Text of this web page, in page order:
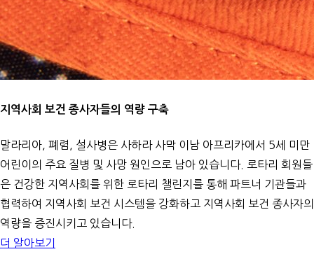
지역사회 보건 종사자들의 역량 구축
말라리아, 폐렴, 설사병은 사하라 사막 이남 아프리카에서 5세 미만
어린이의 주요 질병 및 사망 원인으로 남아 있습니다. 로타리 회원들
은 건강한 지역사회를 위한 로타리 챌린지를 통해 파트너 기관들과
협력하여 지역사회 보건 시스템을 강화하고 지역사회 보건 종사자의
역량을 증진시키고 있습니다.
더 알아보기